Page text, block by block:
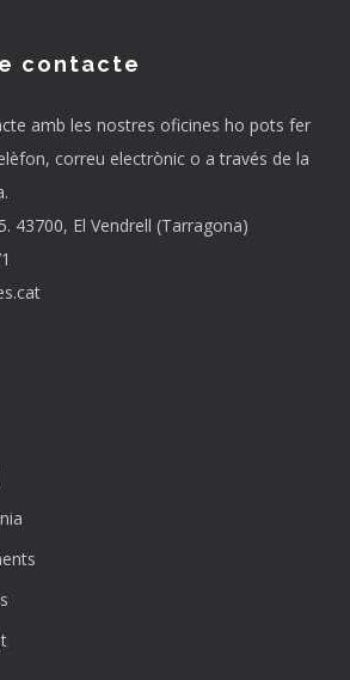
contacte
amb les nostres oficines ho pots fer
correu electrònic o a través de la
43700, El Vendrell (Tarragona)